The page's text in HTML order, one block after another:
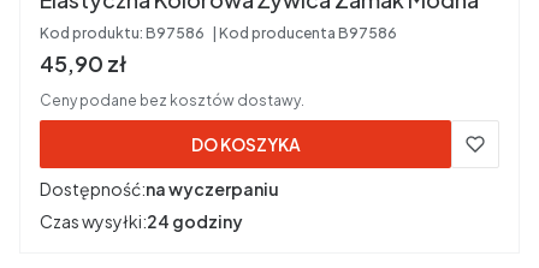
Kod produktu: B97586 Kod producenta B97586
Cena brutto
45,90 zł
Ceny podane bez kosztów dostawy.
DO KOSZYKA
Dostępność:na wyczerpaniu
Czas wysyłki:24 godziny